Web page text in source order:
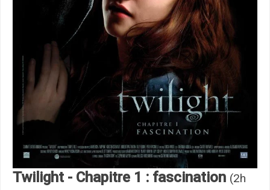
Twilight - Chapitre 1 : fascination (2h